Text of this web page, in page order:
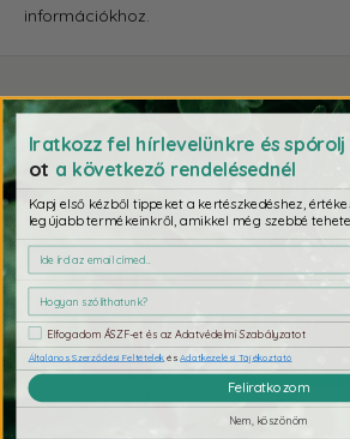
információkhoz.
Ezeket se hagyd ki
4,0 1
Iratkozz fel hírlevelünkre és
ot a következő rendelésednél
Kapj első kézből tippeket a kertészkedéshez,
legújabb termékeinkről, amikkel még szebbé
Elfogadom ÁSZF-et és az Adatvédelmi Szabályzatot
Általános Szerződési FeltételekésAdatkezelési Tájékoztató
Feliratkozom
Nem, köszönöm